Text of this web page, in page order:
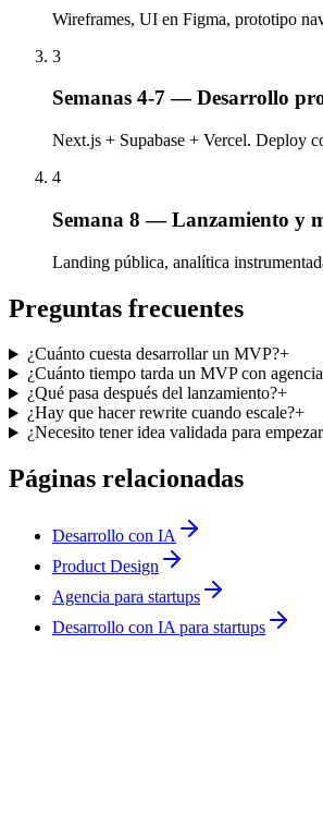
Wireframes, UI en Figma, prototipo
3
Semanas 4-7 — Desarrollo
Next.js + Supabase + Vercel. Deploy
4
Semana 8 — Lanzamiento y
Landing pública, analítica
Preguntas frecuentes
¿Cuánto cuesta desarrollar un MVP?+
¿Cuánto tiempo tarda un MVP con
¿Qué pasa después del lanzamiento?+
¿Hay que hacer rewrite cuando escale?+
¿Necesito tener idea validada para
Páginas relacionadas
Desarrollo con IA
Product Design
Agencia para startups
Desarrollo con IA para startups